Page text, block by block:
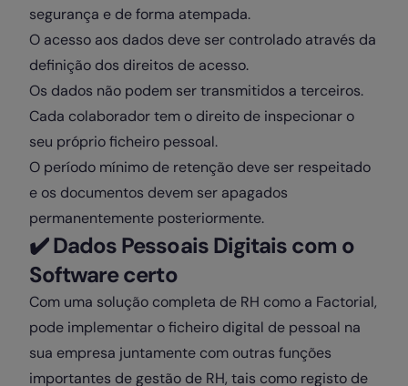
segurança e de forma atempada.
O acesso aos dados deve ser controlado através da
definição dos direitos de acesso.
Os dados não podem ser transmitidos a terceiros.
Cada colaborador tem o direito de inspecionar o
seu próprio ficheiro pessoal.
O período mínimo de retenção deve ser respeitado
e os documentos devem ser apagados
permanentemente posteriormente.
✔️Dados Pessoais Digitais com o
Software certo
Com uma solução completa de RH como a Factorial,
pode implementar o ficheiro digital de pessoal na
sua empresa juntamente com outras funções
importantes de gestão de RH, tais como registo de